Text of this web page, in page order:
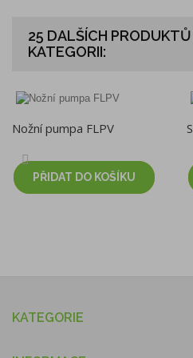
25 DALŠÍCH
KATEGORII:
Nožní pumpa FLPV
PŘIDAT DO KOŠÍKU
KATEGORIE